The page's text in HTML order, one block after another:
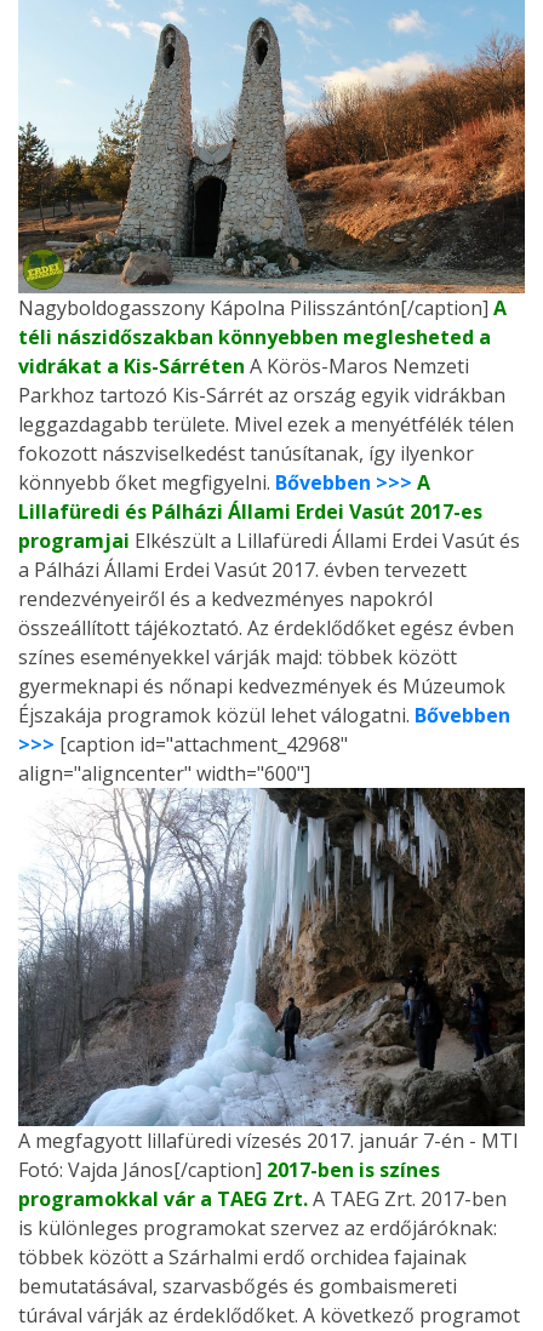
Nagyboldogasszony Kápolna Pilisszántón[/caption] A
téli nászidőszakban könnyebben meglesheted a
vidrákat a Kis-Sárréten A Körös-Maros Nemzeti
Parkhoz tartozó Kis-Sárrét az ország egyik vidrákban
leggazdagabb területe. Mivel ezek a menyétfélék télen
fokozott nászviselkedést tanúsítanak, így ilyenkor
könnyebb őket megfigyelni. Bővebben >>> A
Lillafüredi és Pálházi Állami Erdei Vasút 2017-es
programjai Elkészült a Lillafüredi Állami Erdei Vasút és
a Pálházi Állami Erdei Vasút 2017. évben tervezett
rendezvényeiről és a kedvezményes napokról
összeállított tájékoztató. Az érdeklődőket egész évben
színes eseményekkel várják majd: többek között
gyermeknapi és nőnapi kedvezmények és Múzeumok
Éjszakája programok közül lehet válogatni. Bővebben
>>> [caption id="attachment_42968"
align="aligncenter" width="600"]
A megfagyott lillafüredi vízesés 2017. január 7-én - MTI
Fotó: Vajda János[/caption] 2017-ben is színes
programokkal vár a TAEG Zrt.A TAEG Zrt. 2017-ben
is különleges programokat szervez az erdőjáróknak:
többek között a Szárhalmi erdő orchidea fajainak
bemutatásával, szarvasbőgés és gombaismereti
túrával várják az érdeklődőket. A következő programot